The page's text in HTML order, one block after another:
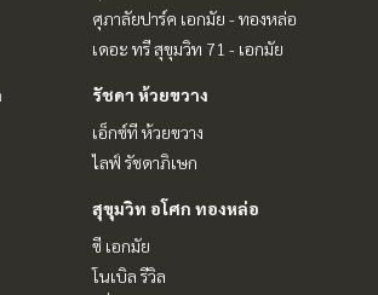
ศุภาลัยปาร์ค เอกมัย - ทองหล่อ
เดอะ ทรี สุขุมวิท 71 - เอกมัย
รัชดา ห้วยขวาง
เอ็กซ์ที ห้วยขวาง
ไลฟ์ รัชดาภิเษก
สุขุมวิท อโศก ทองหล่อ
ซี เอกมัย
โนเบิล รีวิล